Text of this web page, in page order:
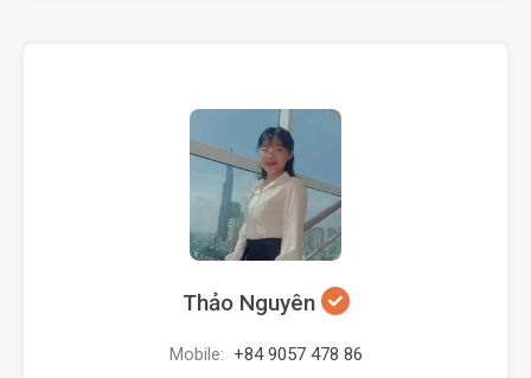
Thảo Nguyên
Mobile: +84 9057 478 86